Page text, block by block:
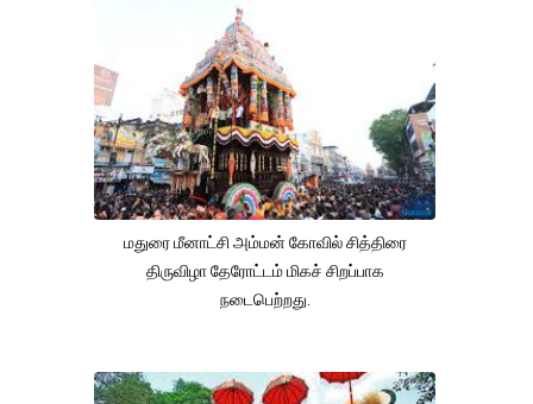
மதுரை மீனாட்சி அம்மன் கோவில் சித்திரை
திருவிழா தேரோட்டம் மிகச் சிறப்பாக
நடைபெற்றது.